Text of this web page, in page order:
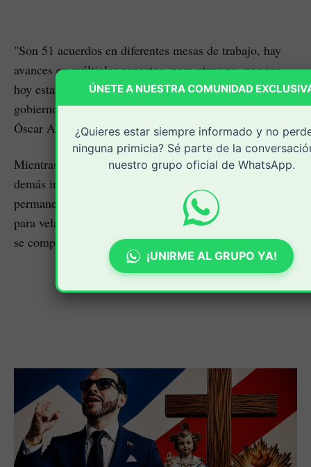
"Son 51 acuerdos en diferentes mesas de trabajo, hay
avances en múltiples aspectos, pero otros no, por eso
hoy estamos en Popayán para eso, para ver cómo este
gobierno democrático va a cumplir lo pactado", agregó
Óscar Agredo.
Mientras se adelanta esta reunión, los campesinos y los
demás integrantes de las organizaciones sociales
permanecerán a las afueras de la Casa de la Moneda,
para velar que el gobierno nacional y demás autoridades
se compromentan a cumplir.
ÚNETE A NUESTRA COMUNIDAD
¿Quieres estar siempre informado y no
ninguna primicia? Sé parte de la
nuestro grupo oficial de WhatsApp.
¡UNIRME AL GRUPO YA!